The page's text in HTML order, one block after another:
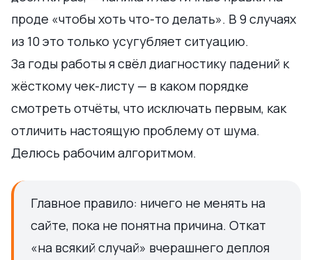
проде «чтобы хоть что-то делать». В 9 случаях
из 10 это только усугубляет ситуацию.
За годы работы я свёл диагностику падений к
жёсткому чек-листу — в каком порядке
смотреть отчёты, что исключать первым, как
отличить настоящую проблему от шума.
Делюсь рабочим алгоритмом.
Главное правило: ничего не менять на
сайте, пока не понятна причина. Откат
«на всякий случай» вчерашнего деплоя